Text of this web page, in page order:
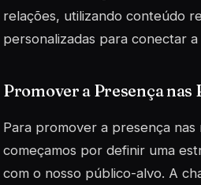
relações, utilizando conteúdo
personalizadas para conectar
Promover a Presença nas
Para promover a presença nas
começamos por definir uma
com o nosso público-alvo. A